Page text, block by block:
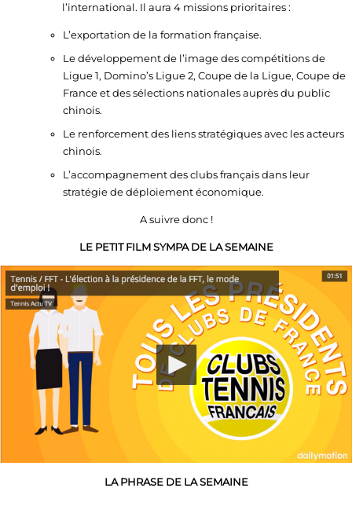
l’international. Il aura 4 missions prioritaires :
L’exportation de la formation française.
Le développement de l’image des compétitions de
Ligue 1, Domino’s Ligue 2, Coupe de la Ligue, Coupe de
France et des sélections nationales auprès du public
chinois.
Le renforcement des liens stratégiques avec les acteurs
chinois.
L’accompagnement des clubs français dans leur
stratégie de déploiement économique.
A suivre donc !
LE PETIT FILM SYMPA DE LA SEMAINE
LA PHRASE DE LA SEMAINE